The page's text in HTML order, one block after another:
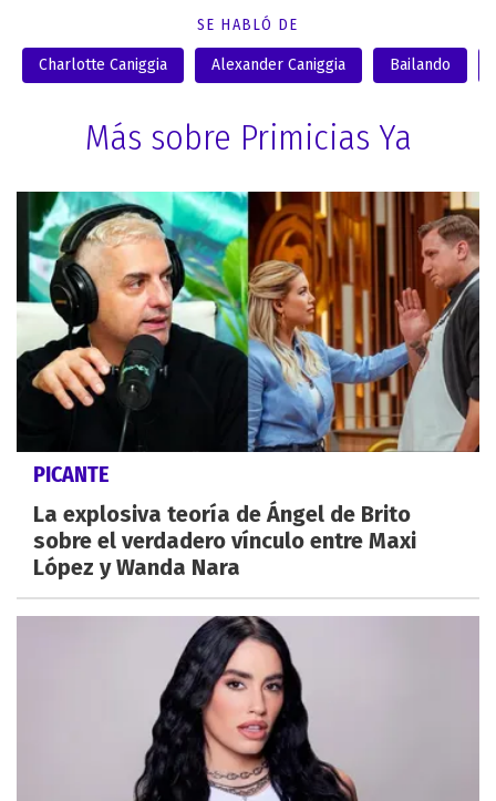
SE HABLÓ DE
Charlotte Caniggia Alexander Caniggia Bailando
Más sobre Primicias Ya
PICANTE
La explosiva teoría de Ángel de Brito
sobre el verdadero vínculo entre Maxi
López y Wanda Nara